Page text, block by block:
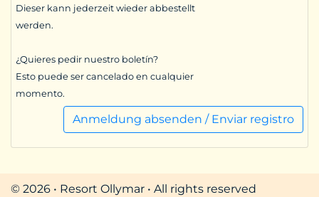
Dieser kann jederzeit wieder abbestellt
werden.
¿Quieres pedir nuestro boletín?
Esto puede ser cancelado en cualquier
momento.
Anmeldung absenden / Enviar registro
© 2026 • Resort Ollymar • All rights reserved